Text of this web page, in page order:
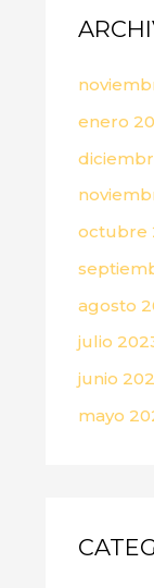
enero
octubre
agosto
julio
junio
mayo